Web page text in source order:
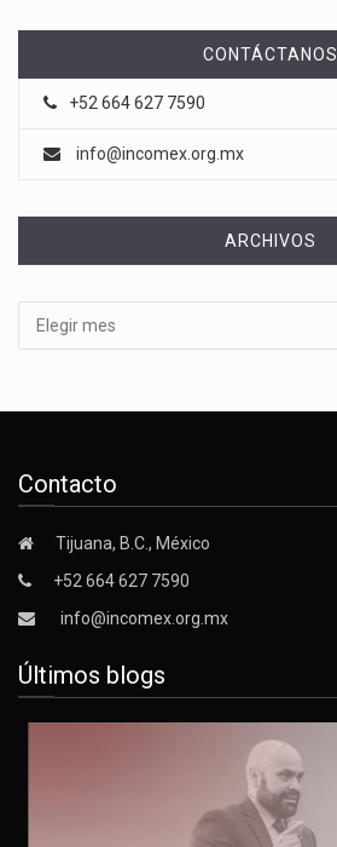
CONTÁCTANOS
+52 664 627 7590
info@incomex.org.mx
ARCHIVOS
Contacto
Tijuana, B.C., México
+52 664 627 7590
info@incomex.org.mx
Últimos blogs